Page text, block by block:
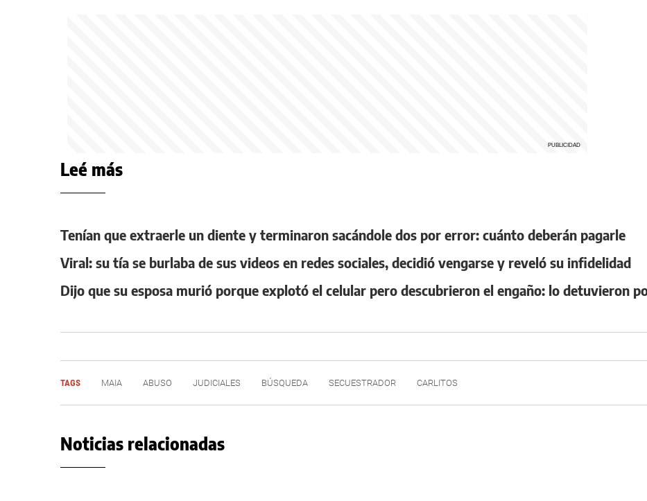
Leé más
Tenían que extraerle un diente y terminaron sacándole dos por error: cuánto deberán pagarle
Viral: su tía se burlaba de sus videos en redes sociales, decidió vengarse y reveló su infidelidad
Dijo que su esposa murió porque explotó el celular pero descubrieron el engaño: lo detuvieron
TAGS MAIA ABUSO JUDICIALES BÚSQUEDA SECUESTRADOR CARLITOS
Noticias relacionadas